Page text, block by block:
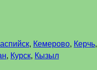
, Кемерово, Керчь,
, Курск, Кызыл